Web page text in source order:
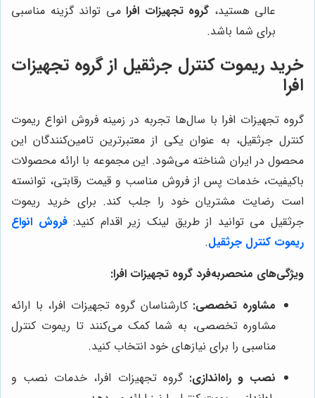
عالی هستید، گروه تجهیزات افرا می تواند گزینه مناسبی
برای شما باشد.
خرید ریموت کنترل جرثقیل از گروه تجهیزات
افرا
گروه تجهیزات افرا با سال‌ها تجربه در زمینه فروش انواع ریموت
کنترل جرثقیل، به عنوان یکی از معتبرترین تامین‌کنندگان این
محصول در ایران شناخته می‌شود. این مجموعه با ارائه محصولات
باکیفیت، خدمات پس از فروش مناسب و قیمت رقابتی، توانسته
است رضایت مشتریان خود را جلب کند. برای خرید ریموت
جرثقیل می توانید از طریق لینک زیر اقدام کنید:فروش انواع
ریموت کنترل جرثقیل.
ویژگی‌های منحصربه‌فرد گروه تجهیزات افرا:
مشاوره تخصصی: کارشناسان گروه تجهیزات افرا، با ارائه
مشاوره تخصصی، به شما کمک می‌کنند تا ریموت کنترل
مناسبی را برای نیازهای خود انتخاب کنید.
نصب و راه‌اندازی: گروه تجهیزات افرا، خدمات نصب و